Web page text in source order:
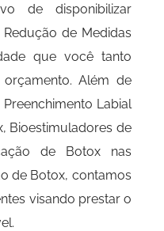
de disponibilizar
de Medidas
que você tanto
Além de
Labial
Bioestimuladores de
de Botox nas
de Botox, contamos
visando prestar o